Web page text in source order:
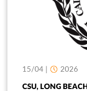
15/04 | 2026
CSU, LONG BEACH